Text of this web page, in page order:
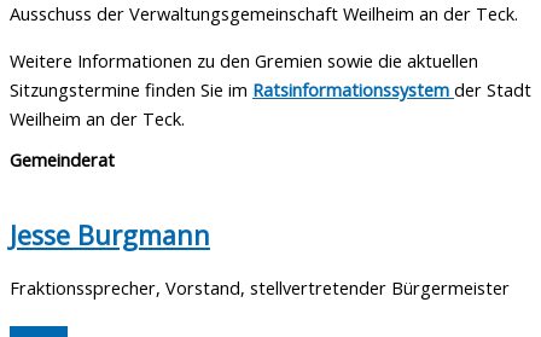
Ausschuss der Verwaltungsgemeinschaft Weilheim an der Teck.
Weitere Informationen zu den Gremien sowie die aktuellen
Sitzungstermine finden Sie im Ratsinformationssystem der Stadt
Weilheim an der Teck.
Gemeinderat
Jesse Burgmann
Fraktionssprecher, Vorstand, stellvertretender Bürgermeister